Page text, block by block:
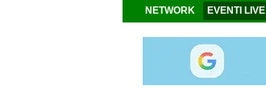
NETWORK EVENTI LIVE